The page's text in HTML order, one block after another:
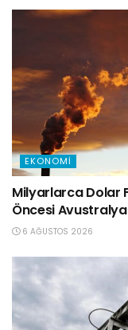
EKONOMI
Milyarlarca Dolar
Öncesi
6 AĞUSTOS 2026